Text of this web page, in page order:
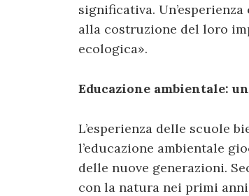
significativa.
alla costruzione del loro
ecologica».
Educazione ambientale:
L’esperienza delle scuole
l’educazione ambientale
delle nuove generazioni.
con la natura nei primi